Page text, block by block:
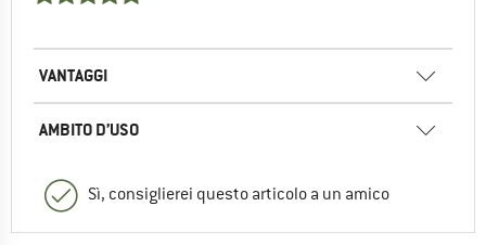
VANTAGGI
AMBITO D’USO
Sì, consiglierei questo articolo a un amico